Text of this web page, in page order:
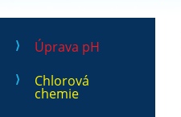
Úprava pH
Chlorová
chemie